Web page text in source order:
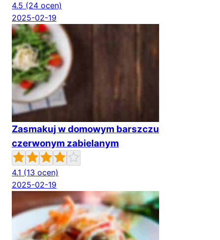
4.5 (24 ocen)
2025-02-19
Zasmakuj w domowym barszczu
czerwonym zabielanym
4.1 (13 ocen)
2025-02-19